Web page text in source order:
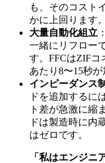
も、そのコスト
かに上回ります。
大量自動化組立
一緒にリフロー
す。FFCはZIFコ
あたり8〜15秒が
インピーダンス
ドを追加するに
ト差が急激に縮
ドは製造時に内
はゼロです。
「私はエンジニ